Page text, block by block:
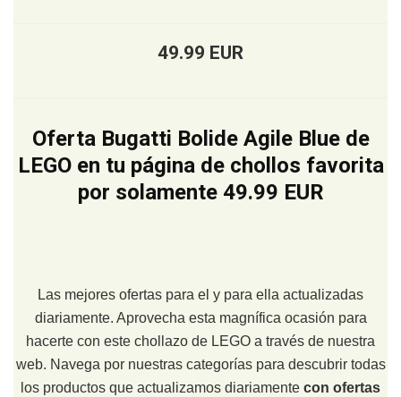
49.99 EUR
Oferta Bugatti Bolide Agile Blue de
LEGO en tu página de chollos favorita
por solamente 49.99 EUR
Las mejores ofertas para el y para ella actualizadas
diariamente. Aprovecha esta magnífica ocasión para
hacerte con este chollazo de LEGO a través de nuestra
web. Navega por nuestras categorías para descubrir todas
los productos que actualizamos diariamente con ofertas